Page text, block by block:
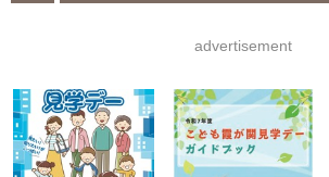
advertisement